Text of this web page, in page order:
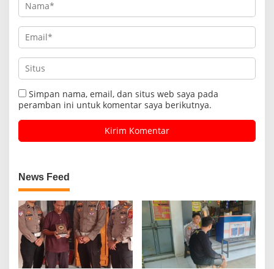
Simpan nama, email, dan situs web saya pada
peramban ini untuk komentar saya berikutnya.
News Feed